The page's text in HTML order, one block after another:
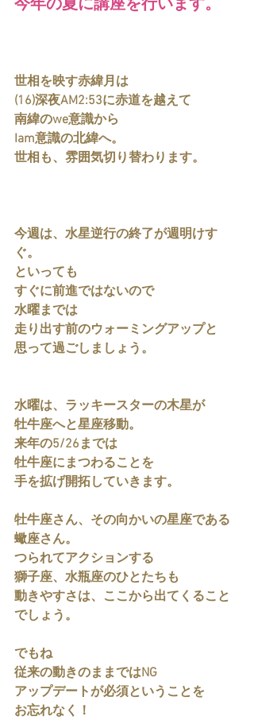
今年の夏に講座を行います。
世相を映す赤緯月は
(16)深夜AM2:53に赤道を越えて
南緯のwe意識から
Iam意識の北緯へ。
世相も、雰囲気切り替わります。
今週は、水星逆行の終了が週明けす
ぐ。
といっても
すぐに前進ではないので
水曜までは
走り出す前のウォーミングアップと
思って過ごしましょう。
水曜は、ラッキースターの木星が
牡牛座へと星座移動。
来年の5/26までは
牡牛座にまつわることを
手を拡げ開拓していきます。
牡牛座さん、その向かいの星座である
蠍座さん。
つられてアクションする
獅子座、水瓶座のひとたちも
動きやすさは、ここから出てくること
でしょう。
でもね
従来の動きのままではNG
アップデートが必須ということを
お忘れなく！